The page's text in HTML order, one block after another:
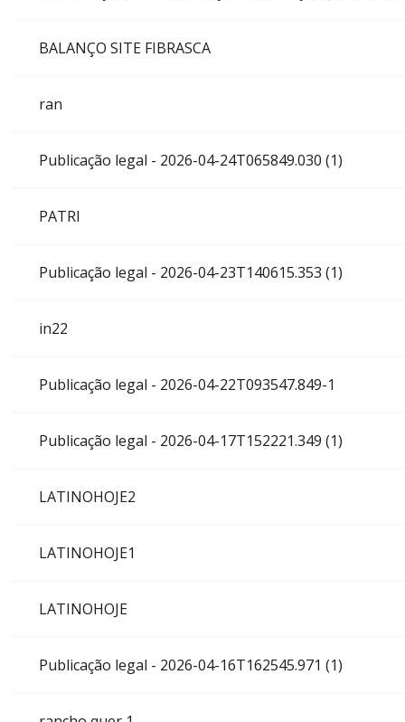
BALANÇO SITE FIBRASCA
ran
Publicação legal - 2026-04-24T065849.030 (1)
PATRI
Publicação legal - 2026-04-23T140615.353 (1)
in22
Publicação legal - 2026-04-22T093547.849-1
Publicação legal - 2026-04-17T152221.349 (1)
LATINOHOJE2
LATINOHOJE1
LATINOHOJE
Publicação legal - 2026-04-16T162545.971 (1)